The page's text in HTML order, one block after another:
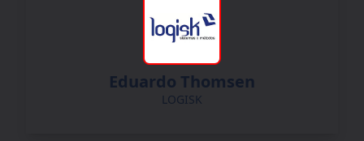
Eduardo Thomsen
LOGISK